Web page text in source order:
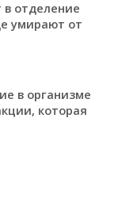
в отделение
умирают от
в организме
которая